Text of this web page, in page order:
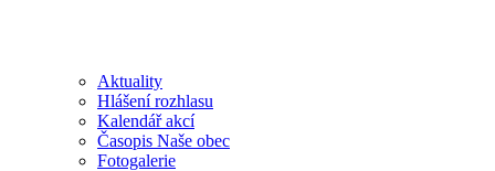
Aktuality
Hlášení rozhlasu
Kalendář akcí
Časopis Naše obec
Fotogalerie